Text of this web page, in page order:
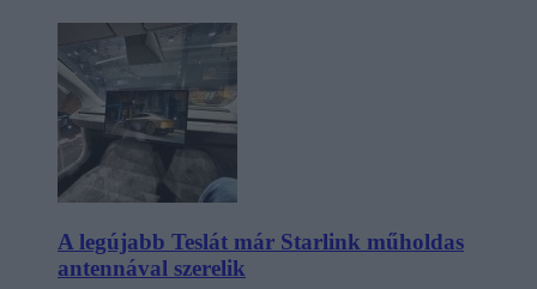
A legújabb Teslát már Starlink műholdas
antennával szerelik